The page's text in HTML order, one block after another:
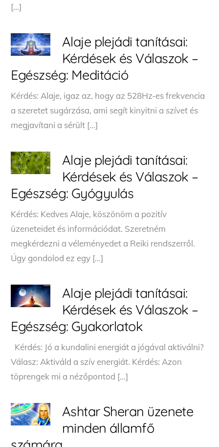
[…]
Alaje plejádi tanításai:
Kérdések és Válaszok –
Egészség: Meditáció
Kérdés: Alaje, igaz az, hogy az 528Hz-es frekvencia
a szeretet sugárzása, ami segít kinyitni a szívet és
megjavítani a sérült […]
Alaje plejádi tanításai:
Kérdések és Válaszok –
Egészség: Gyógyulás
Kérdés: Kedves Alaje, köszönöm a pozitív
üzeneteidet és információdat. Szeretném
megkérdezni a véleményedet a Reiki rendszerről.
Úgy gondolod ez egy […]
Alaje plejádi tanításai:
Kérdések és Válaszok –
Egészség: Gyakorlatok
Kérdés: Jó a kundalini energiát a jógával aktiválni?
Válasz: Aktiváld a szív energiát. Kérdés: Azon
töprengek mi a nézőpontod […]
Ashtar Sheran üzenete
minden államfő